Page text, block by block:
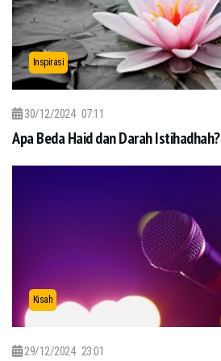
Inspirasi
30/12/2024 07:11
Apa Beda Haid dan Darah Istihadhah?
Kisah
29/12/2024 23:01